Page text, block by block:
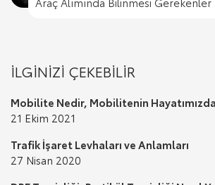
İLGİNİZİ ÇEKEBİLİR
Mobilite Nedir, Mobilitenin
21 Ekim 2021
Trafik İşaret Levhaları ve Anlamları
27 Nisan 2020